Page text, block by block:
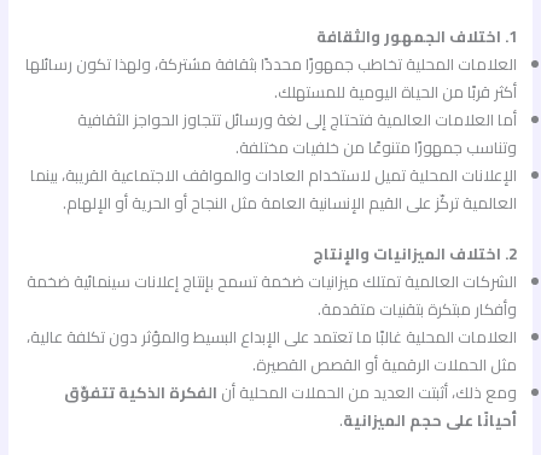
1. اختلاف الجمهور والثقافة
العلامات المحلية تخاطب جمهورًا محددًا بثقافة مشتركة، ولهذا تكون رسائلها
أكثر قربًا من الحياة اليومية للمستهلك.
أما العلامات العالمية فتحتاج إلى لغة ورسائل تتجاوز الحواجز الثقافية
وتناسب جمهورًا متنوعًا من خلفيات مختلفة.
الإعلانات المحلية تميل لاستخدام العادات والمواقف الاجتماعية القريبة، بينما
العالمية تركّز على القيم الإنسانية العامة مثل النجاح أو الحرية أو الإلهام.
2. اختلاف الميزانيات والإنتاج
الشركات العالمية تمتلك ميزانيات ضخمة تسمح بإنتاج إعلانات سينمائية ضخمة
وأفكار مبتكرة بتقنيات متقدمة.
العلامات المحلية غالبًا ما تعتمد على الإبداع البسيط والمؤثر دون تكلفة عالية،
مثل الحملات الرقمية أو القصص القصيرة.
ومع ذلك، أثبتت العديد من الحملات المحلية أن الفكرة الذكية تتفوّق
أحيانًا على حجم الميزانية.